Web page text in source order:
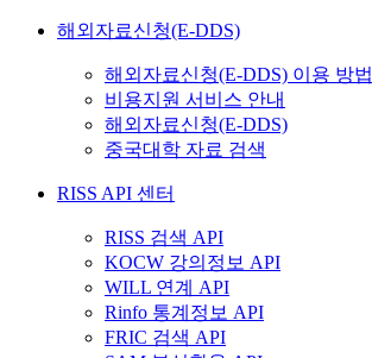
해외자료신청(E-DDS)
해외자료신청(E-DDS) 이용 방법
비용지원 서비스 안내
해외자료신청(E-DDS)
중국대학 자료 검색
RISS API 센터
RISS 검색 API
KOCW 강의정보 API
WILL 연계 API
Rinfo 통계정보 API
FRIC 검색 API